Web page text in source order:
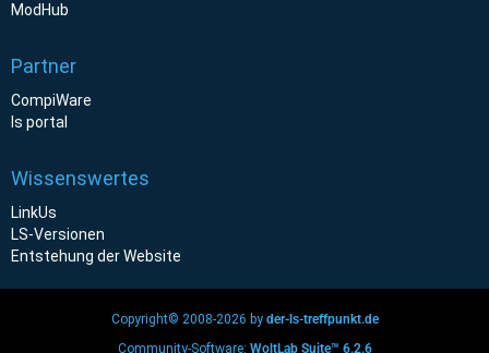
ModHub
Partner
CompiWare
ls portal
Wissenswertes
LinkUs
LS-Versionen
Entstehung der Website
Copyright© 2008-2026 by der-ls-treffpunkt.de
Community-Software: WoltLab Suite™ 6.2.6